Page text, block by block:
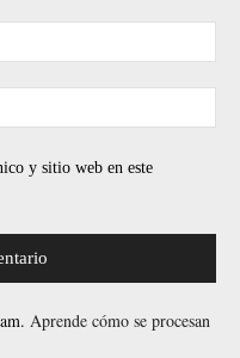
y sitio web en este
Aprende cómo se procesan